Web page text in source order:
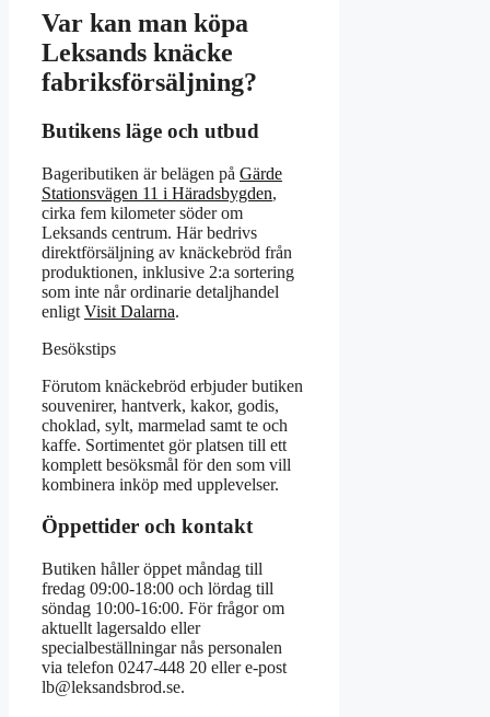
Var kan man köpa
Leksands knäcke
fabriksförsäljning?
Butikens läge och utbud
Bageributiken är belägen på Gärde
Stationsvägen 11 i Häradsbygden,
cirka fem kilometer söder om
Leksands centrum. Här bedrivs
direktförsäljning av knäckebröd från
produktionen, inklusive 2:a sortering
som inte når ordinarie detaljhandel
enligt Visit Dalarna.
Besökstips
Förutom knäckebröd erbjuder butiken
souvenirer, hantverk, kakor, godis,
choklad, sylt, marmelad samt te och
kaffe. Sortimentet gör platsen till ett
komplett besöksmål för den som vill
kombinera inköp med upplevelser.
Öppettider och kontakt
Butiken håller öppet måndag till
fredag 09:00-18:00 och lördag till
söndag 10:00-16:00. För frågor om
aktuellt lagersaldo eller
specialbeställningar nås personalen
via telefon 0247-448 20 eller e-post
lb@leksandsbrod.se.